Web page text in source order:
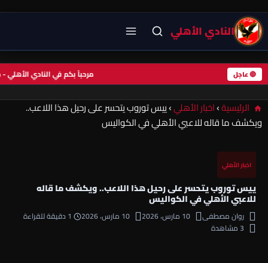
النادي الأهلي
🔴 عاجل مرحباً بكم في النادي
الرئيسية›اخبار الأهلي›ييس توروب يتحسر على رحيل هذا اللاعب..
ويكشف ما قاله للاعبي الأهلي في الكواليس
اخبار الأهلي
ييس توروب يتحسر على رحيل هذا اللاعب.. ويكشف ما قاله
للاعبي الأهلي في الكواليس
روان مصطفى 10 مارس، 2026 10 مارس، 2026
1 دقيقة للقراءة
3 مشاهدة